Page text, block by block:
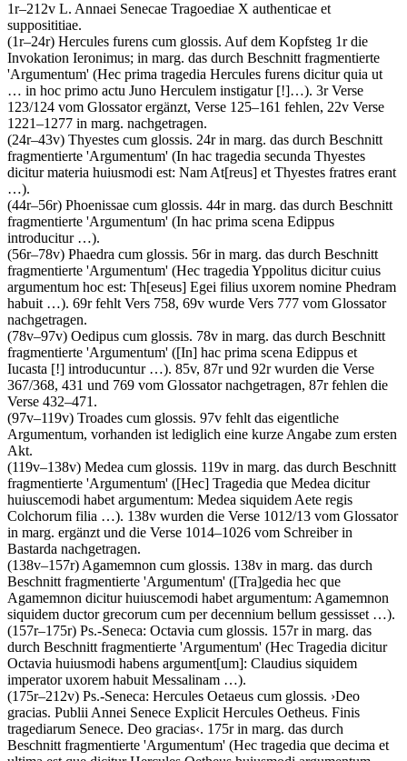
1r–212v L. Annaei Senecae Tragoediae X authenticae et
supposititiae.
(1r–24r) Hercules furens cum glossis. Auf dem Kopfsteg 1r die
Invokation Ieronimus; in marg. das durch Beschnitt fragmentierte
'Argumentum' (Hec prima tragedia Hercules furens dicitur quia ut
… in hoc primo actu Juno Herculem instigatur[!]…). 3r Verse
123/124 vom Glossator ergänzt, Verse 125–161 fehlen, 22v Verse
1221–1277 in marg. nachgetragen.
(24r–43v) Thyestes cum glossis. 24r in marg. das durch Beschnitt
fragmentierte 'Argumentum' (In hac tragedia secunda Thyestes
dicitur materia huiusmodi est: Nam At[reus] et Thyestes fratres erant
…).
(44r–56r) Phoenissae cum glossis. 44r in marg. das durch Beschnitt
fragmentierte 'Argumentum' (In hac prima scena Edippus
introducitur …).
(56r–78v) Phaedra cum glossis. 56r in marg. das durch Beschnitt
fragmentierte 'Argumentum' (Hec tragedia Yppolitus dicitur cuius
argumentum hoc est: Th[eseus] Egei filius uxorem nomine Phedram
habuit …). 69r fehlt Vers 758, 69v wurde Vers 777 vom Glossator
nachgetragen.
(78v–97v) Oedipus cum glossis. 78v in marg. das durch Beschnitt
fragmentierte 'Argumentum' ([In] hac prima scena Edippus et
Iucasta [!] introducuntur …). 85v, 87r und 92r wurden die Verse
367/368, 431 und 769 vom Glossator nachgetragen, 87r fehlen die
Verse 432–471.
(97v–119v) Troades cum glossis. 97v fehlt das eigentliche
Argumentum, vorhanden ist lediglich eine kurze Angabe zum ersten
Akt.
(119v–138v) Medea cum glossis. 119v in marg. das durch Beschnitt
fragmentierte 'Argumentum' ([Hec] Tragedia que Medea dicitur
huiuscemodi habet argumentum: Medea siquidem Aete regis
Colchorum filia …). 138v wurden die Verse 1012/13 vom Glossator
in marg. ergänzt und die Verse 1014–1026 vom Schreiber in
Bastarda nachgetragen.
(138v–157r) Agamemnon cum glossis. 138v in marg. das durch
Beschnitt fragmentierte 'Argumentum' ([Tra]gedia hec que
Agamemnon dicitur huiuscemodi habet argumentum: Agamemnon
siquidem ductor grecorum cum per decennium bellum gessisset …).
(157r–175r) Ps.-Seneca: Octavia cum glossis. 157r in marg. das
durch Beschnitt fragmentierte 'Argumentum' (Hec Tragedia dicitur
Octavia huiusmodi habens argument[um]: Claudius siquidem
imperator uxorem habuit Messalinam …).
(175r–212v) Ps.-Seneca: Hercules Oetaeus cum glossis. ›Deo
gracias. Publii Annei Senece Explicit Hercules Oetheus. Finis
tragediarum Senece. Deo gracias‹. 175r in marg. das durch
Beschnitt fragmentierte 'Argumentum' (Hec tragedia que decima et